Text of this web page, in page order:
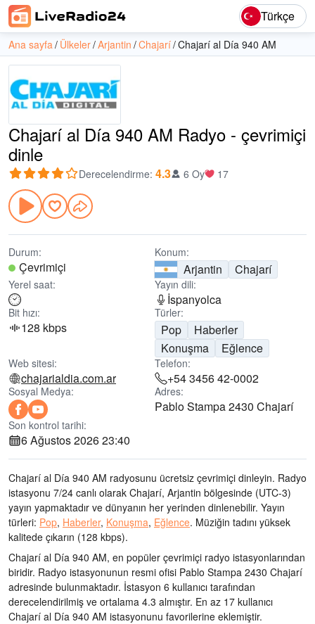
Türkçe
Ana sayfa Ülkeler Arjantin Chajarí Chajarí al Día 940 AM
Chajarí al Día 940 AM Radyo - çevrimiçi
dinle
Derecelendirme: 4.3 6 Oy 17
Durum:
Çevrimiçi
Konum:
Arjantin Chajarí
Yerel saat: Yayın dili:
İspanyolca
Bit hızı:
128 kbps
Türler:
Pop
Haberler
Konuşma
Eğlence
Web sitesi:
chajarialdia.com.ar
Telefon:
+54 3456 42-0002
Sosyal Medya: Adres:
Pablo Stampa 2430 Chajarí
Son kontrol tarihi:
6 Ağustos 2026 23:40
Chajarí al Día 940 AM radyosunu ücretsiz çevrimiçi dinleyin. Radyo
istasyonu 7/24 canlı olarak Chajarí, Arjantin bölgesinde (UTC-3)
yayın yapmaktadır ve dünyanın her yerinden dinlenebilir. Yayın
türleri: Pop, Haberler, Konuşma, Eğlence. Müziğin tadını yüksek
kalitede çıkarın (128 kbps).
Chajarí al Día 940 AM, en popüler çevrimiçi radyo istasyonlarından
biridir. Radyo istasyonunun resmi ofisi Pablo Stampa 2430 Chajarí
adresinde bulunmaktadır. İstasyon 6 kullanıcı tarafından
derecelendirilmiş ve ortalama 4.3 almıştır. En az 17 kullanıcı
Chajarí al Día 940 AM istasyonunu favorilerine eklemiştir.